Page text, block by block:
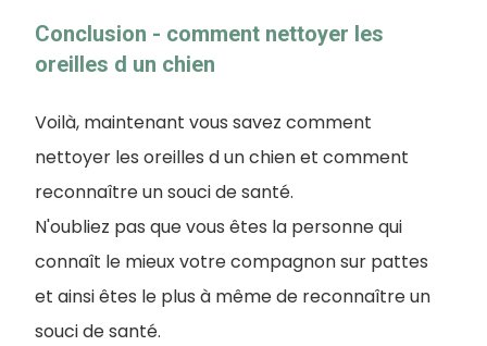
Conclusion - comment nettoyer les
oreilles d un chien
Voilà, maintenant vous savez comment
nettoyer les oreilles d un chien et comment
reconnaître un souci de santé.
N'oubliez pas que vous êtes la personne qui
connaît le mieux votre compagnon sur pattes
et ainsi êtes le plus à même de reconnaître un
souci de santé.